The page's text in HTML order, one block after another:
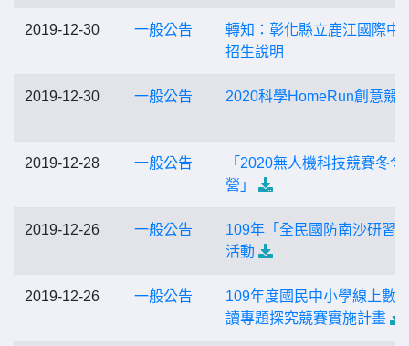
2019-12-30 一般公告
轉知：彰化縣立鹿江國際中
招生說明
2019-12-30 一般公告 2020科學HomeRun創意競
2019-12-28 一般公告
「2020無人機科技競賽冬令
營」
2019-12-26 一般公告
109年「全民國防南沙研習
活動
2019-12-26 一般公告
109年度國民中小學線上數
讀專題探究競賽實施計畫